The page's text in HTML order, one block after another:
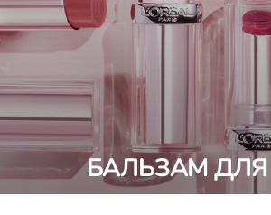
БАЛЬЗАМ ДЛЯ